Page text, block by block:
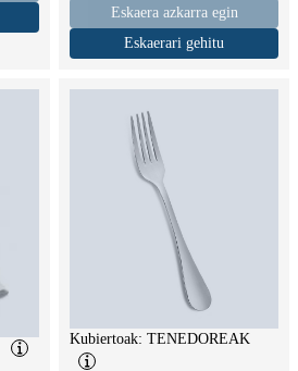
Eskaera azkarra egin
Eskaerari gehitu
Kubiertoak: TENEDOREAK